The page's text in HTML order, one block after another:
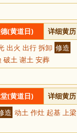
(黄道日) 详细黄历
出火 出行 拆卸 修造
破土 谢土 安葬
(黄道日) 详细黄历
造 动土 作灶 起基 上梁